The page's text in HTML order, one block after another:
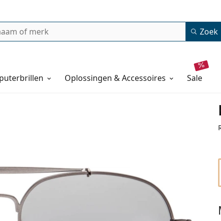
Zoek
Oplossingen & Accessoires sale